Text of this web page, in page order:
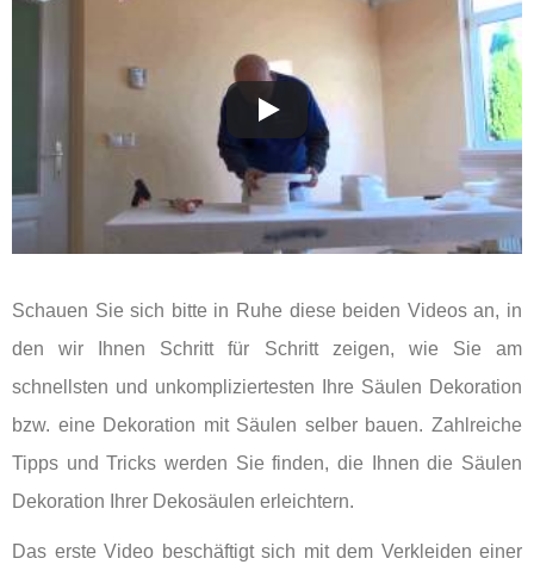
Schauen Sie sich bitte in Ruhe diese beiden Videos an, in
den wir Ihnen Schritt für Schritt zeigen, wie Sie am
schnellsten und unkompliziertesten Ihre Säulen Dekoration
bzw. eine Dekoration mit Säulen selber bauen. Zahlreiche
Tipps und Tricks werden Sie finden, die Ihnen die Säulen
Dekoration Ihrer Dekosäulen erleichtern.
Das erste Video beschäftigt sich mit dem Verkleiden einer